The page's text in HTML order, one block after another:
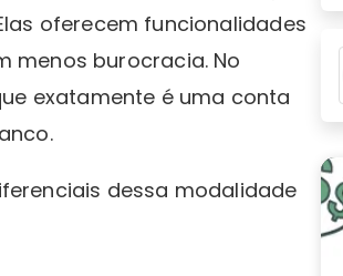
oferecem funcionalidades
menos burocracia. No
exatamente é uma conta
dessa modalidade